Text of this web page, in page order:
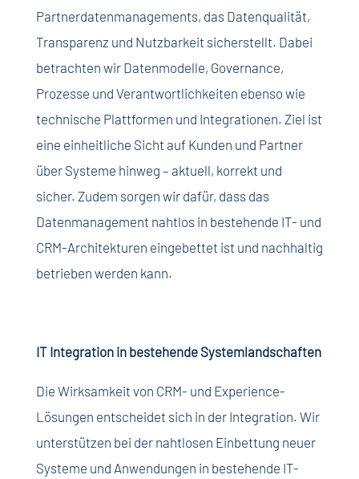
Partnerdatenmanagements, das Datenqualität,
Transparenz und Nutzbarkeit sicherstellt. Dabei
betrachten wir Datenmodelle, Governance,
Prozesse und Verantwortlichkeiten ebenso wie
technische Plattformen und Integrationen. Ziel ist
eine einheitliche Sicht auf Kunden und Partner
über Systeme hinweg – aktuell, korrekt und
sicher. Zudem sorgen wir dafür, dass das
Datenmanagement nahtlos in bestehende IT- und
CRM-Architekturen eingebettet ist und nachhaltig
betrieben werden kann.
IT Integration in bestehende Systemlandschaften
Die Wirksamkeit von CRM- und Experience-
Lösungen entscheidet sich in der Integration. Wir
unterstützen bei der nahtlosen Einbettung neuer
Systeme und Anwendungen in bestehende IT-